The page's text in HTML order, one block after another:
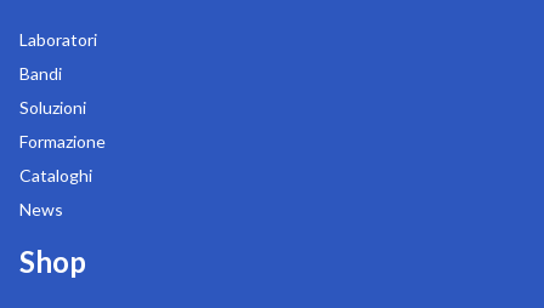
Laboratori
Bandi
Soluzioni
Formazione
Cataloghi
News
Shop